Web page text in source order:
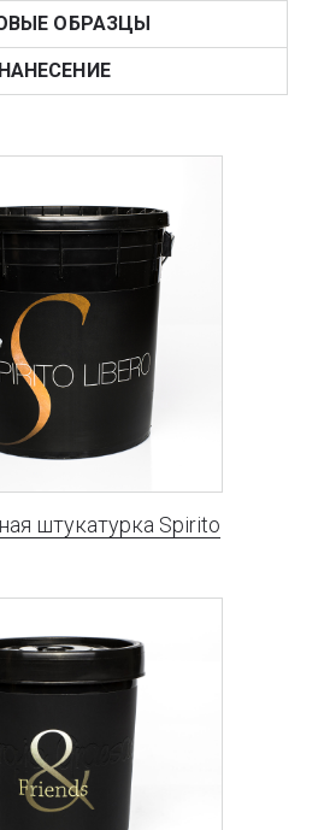
ОБРАЗЦЫ
НАНЕСЕНИЕ
штукатурка Spirito